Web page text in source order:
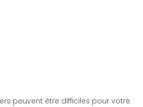
peuvent être difficiles pour votre